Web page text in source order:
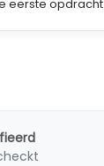
eerste